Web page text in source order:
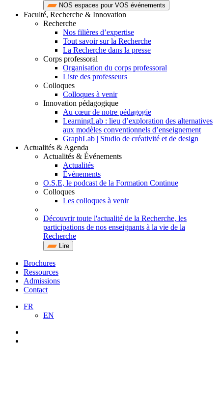
NOS espaces pour VOS événements
Faculté, Recherche & Innovation
Recherche
Nos filières d’expertise
Tout savoir sur la Recherche
La Recherche dans la presse
Corps professoral
Organisation du corps professoral
Liste des professeurs
Colloques
Colloques à venir
Innovation pédagogique
Au cœur de notre pédagogie
LearningLab : lieu d’exploration des alternatives
aux modèles conventionnels d’enseignement
GraphLab | Studio de créativité et de design
Actualités & Agenda
Actualités & Événements
Actualités
Événements
O.S.E, le podcast de la Formation Continue
Colloques
Les colloques à venir
Découvrir toute l'actualité de la Recherche, les
participations de nos enseignants à la vie de la
Recherche
Lire
Brochures
Ressources
Admissions
Contact
FR
EN